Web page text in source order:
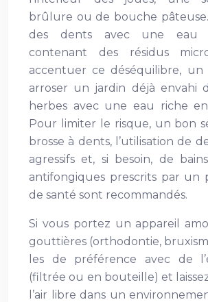
brûlure ou de bouche pâteuse.
des dents avec une eau
contenant des résidus
accentuer ce déséquilibre,
arroser un jardin déjà envahi
herbes avec une eau riche
Pour limiter le risque, un bon
brosse à dents, l’utilisation de
agressifs et, si besoin, de
antifongiques prescrits par un
de santé sont recommandés.
Si vous portez un appareil
gouttières (orthodontie,
les de préférence avec de
(filtrée ou en bouteille) et
l’air libre dans un